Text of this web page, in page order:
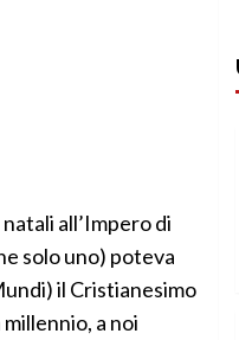
all’Impero di
solo uno) poteva
il Cristianesimo
a noi